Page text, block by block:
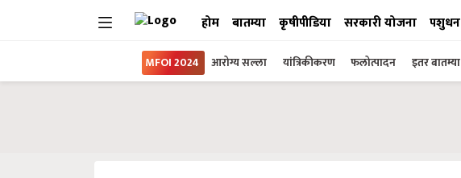
होम बातम्या कृषीपीडिया सरकारी योजना पशुधन
MFOI 2024 आरोग्य सल्ला यांत्रिकीकरण फलोत्पादन इतर बातम्या